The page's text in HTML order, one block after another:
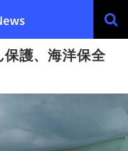
護、海洋保全